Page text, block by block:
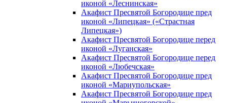
иконой «Леснинская»
Акафист Пресвятой Богородице пред
иконой «Липецкая» («Страстная
Липецкая»)
Акафист Пресвятой Богородице перед
иконой «Луганская»
Акафист Пресвятой Богородице перед
иконой «Любечская»
Акафист Пресвятой Богородице пред
иконой «Мариупольская»
Акафист Пресвятой Богородице пред